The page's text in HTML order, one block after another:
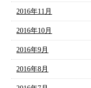
2016年11月
2016年10月
2016年9月
2016年8月